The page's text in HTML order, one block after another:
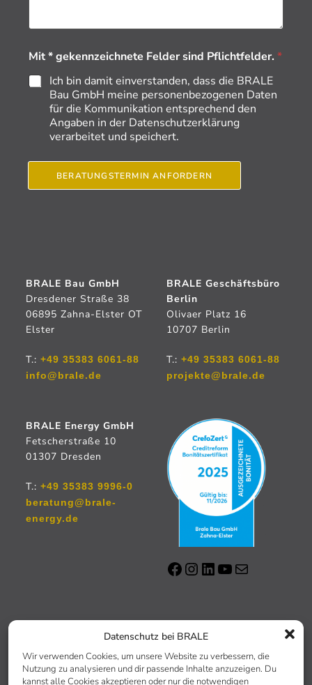
Datenschutz bei BRALE
Wir verwenden Cookies, um unsere Website zu verbessern, die
Nutzung zu analysieren und dir passende Inhalte anzuzeigen. Du
kannst alle Cookies akzeptieren oder nur die notwendigen
e
r
a
c
t
d
s
t
ü
c
Mit * gekennzeichnete Felder sind Pflichtfelder. *
Ich bin damit einverstanden, dass die BRALE
Bau GmbH meine personenbezogenen Daten
für die Kommunikation entsprechend den
Angaben in der Datenschutzerklärung
verarbeitet und speichert.
BERATUNGSTERMIN ANFORDERN
BRALE Bau GmbH
Dresdener Straße 38
06895 Zahna-Elster OT
Elster
T.:+49 35383 6061-88
info@brale.de
BRALE Geschäftsbüro
Berlin
Olivaer Platz 16
10707 Berlin
T.: +49 35383 6061-88
projekte@brale.de
BRALE Energy GmbH
Fetscherstraße 10
01307 Dresden
T.:+49 35383 9996-0
beratung@brale-
energy.de
IMPRESSUM
DATENSCHUTZERKLÄRUNG
COOKIE-RICHTLINIE (EU)